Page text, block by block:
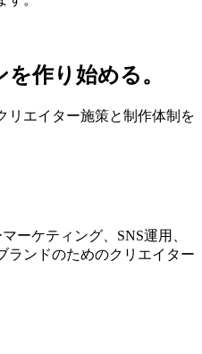
作り始める。
リエイター施策と制作体制を
ーケティング、SNS運用、
ランドのためのクリエイター